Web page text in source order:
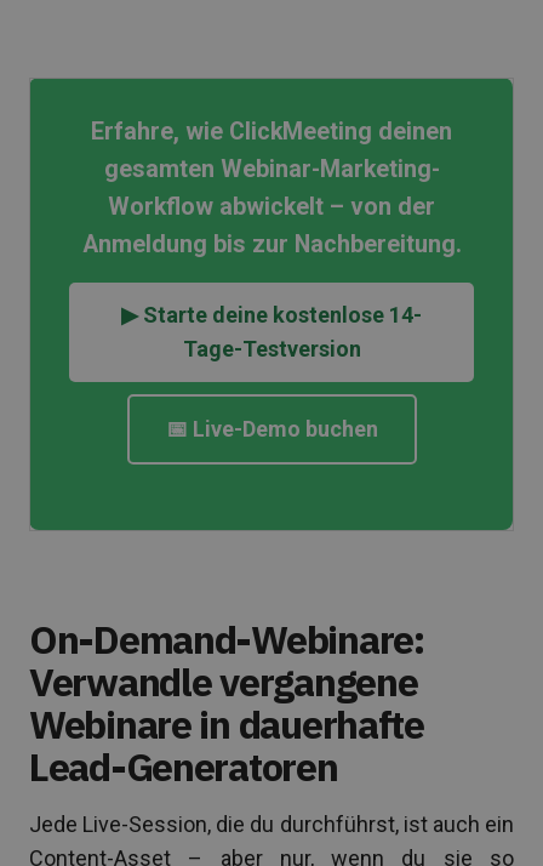
Erfahre, wie ClickMeeting deinen
gesamten Webinar-Marketing-
Workflow abwickelt – von der
Anmeldung bis zur Nachbereitung.
▶ Starte deine kostenlose 14-
Tage-Testversion
📅 Live-Demo buchen
On-Demand-Webinare:
Verwandle vergangene
Webinare in dauerhafte
Lead-Generatoren
Jede Live-Session, die du durchführst, ist auch ein
Content-Asset – aber nur, wenn du sie so